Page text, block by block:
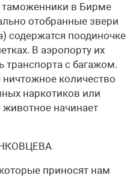
в Бирме
отобранные звери
содержатся поодиночке
В аэропорту их
транспорта с багажом.
количество
наркотиков или
животное начинает
приносят нам